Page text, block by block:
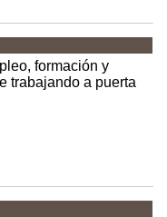
formación y
trabajando a puerta